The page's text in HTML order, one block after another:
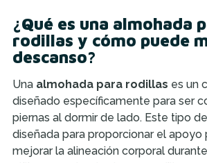
¿Qué es una almohada
rodillas y cómo puede
descanso?
Una almohada para rodillas es un
diseñado específicamente para ser
piernas al dormir de lado. Este tipo
diseñada para proporcionar el
mejorar la alineación corporal